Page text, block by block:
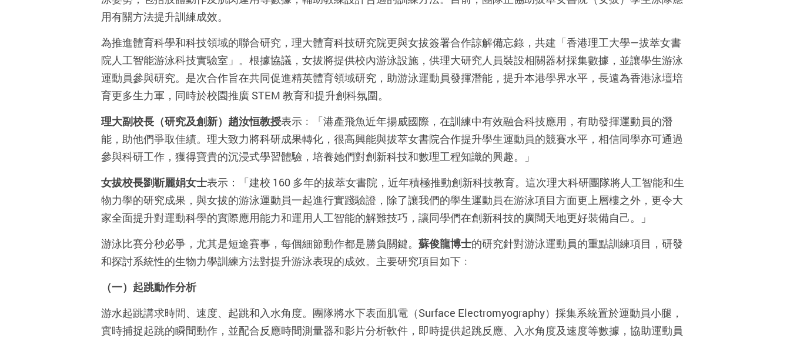
用有關方法提升訓練成效。
為推進體育科學和科技領域的聯合研究，理大體育科技研究院更與女拔簽署合作諒解備忘錄，共建「香港理工大學—拔萃女書
院人工智能游泳科技實驗室」。根據協議，女拔將提供校內游泳設施，供理大研究人員裝設相關器材採集數據，並讓學生游泳
運動員參與研究。是次合作旨在共同促進精英體育領域研究，助游泳運動員發揮潛能，提升本港學界水平，長遠為香港泳壇培
育更多生力軍，同時於校園推廣 STEM 教育和提升創科氛圍。
理大副校長（研究及創新）趙汝恒教授表示﹕「港產飛魚近年揚威國際，在訓練中有效融合科技應用，有助發揮運動員的潛
能，助他們爭取佳績。理大致力將科研成果轉化，很高興能與拔萃女書院合作提升學生運動員的競賽水平，相信同學亦可通過
參與科研工作，獲得寶貴的沉浸式學習體驗，培養她們對創新科技和數理工程知識的興趣。」
女拔校長劉靳麗娟女士表示：「建校 160 多年的拔萃女書院，近年積極推動創新科技教育。這次理大科研團隊將人工智能和生
物力學的研究成果，與女拔的游泳運動員一起進行實踐驗證，除了讓我們的學生運動員在游泳項目方面更上層樓之外，更令大
家全面提升對運動科學的實際應用能力和運用人工智能的解難技巧，讓同學們在創新科技的廣闊天地更好裝備自己。」
游泳比賽分秒必爭，尤其是短途賽事，每個細節動作都是勝負關鍵。 蘇俊龍博士的研究針對游泳運動員的重點訓練項目，研發
和探討系統性的生物力學訓練方法對提升游泳表現的成效。主要研究項目如下﹕
（一）起跳動作分析
游水起跳講求時間、速度、起跳和入水角度。團隊將水下表面肌電（Surface Electromyography）採集系統置於運動員小腿，
實時捕捉起跳的瞬間動作，並配合反應時間測量器和影片分析軟件，即時提供起跳反應、入水角度及速度等數據，協助運動員